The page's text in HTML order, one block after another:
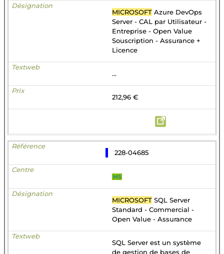
MICROSOFT Azure DevOps
Server - CAL par Utilisateur -
Entreprise - Open Value
Souscription - Assurance +
Licence
...
212,96 €
228-04685
MS
MICROSOFT SQL Server
Standard - Commercial -
Open Value - Assurance
SQL Server est un système
de gestion de bases de